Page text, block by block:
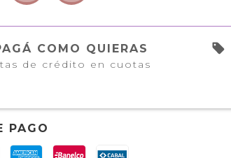
COMO QUIERAS
de crédito en cuotas
PAGO